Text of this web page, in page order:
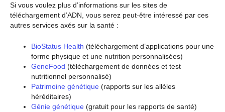
Si vous voulez plus d’informations sur les sites de
téléchargement d’ADN, vous serez peut-être intéressé par ces
autres services axés sur la santé :
BioStatus Health (téléchargement d’applications pour une
forme physique et une nutrition personnalisées)
GeneFood (téléchargement de données et test
nutritionnel personnalisé)
Patrimoine génétique (rapports sur les allèles
héréditaires)
Génie génétique (gratuit pour les rapports de santé)